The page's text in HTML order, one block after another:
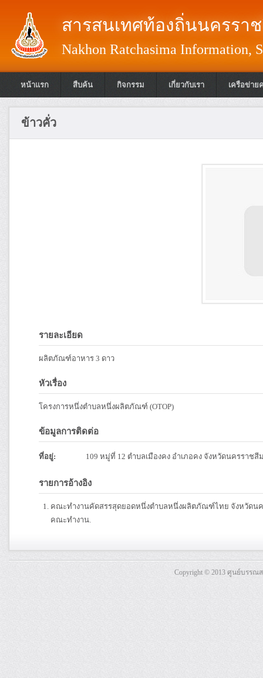
สารสนเทศท้องถิ่นนครรา
Nakhon Ratchasima Information,
หน้าแรก สืบค้น กิจกรรม เกี่ยวกับเรา เครือข่าย
ข้าวคั่ว
รายละเอียด
ผลิตภัณฑ์อาหาร 3 ดาว
หัวเรื่อง
โครงการหนึ่งตำบลหนึ่งผลิตภัณฑ์ (OTOP)
ข้อมูลการติดต่อ
ที่อยู่: 109 หมู่ที่ 12 ตำบลเมืองคง อำเภอคง จังหวัดนครราชสี
รายการอ้างอิง
คณะทำงานคัดสรรสุดยอดหนึ่งตำบลหนึ่งผลิตภัณฑ์ไทย จังหวัดนค
คณะทำงาน.
Copyright © 2013 ศูนย์บรร